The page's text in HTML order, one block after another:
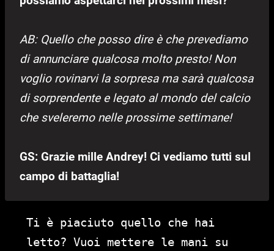
AB: Quello che posso dire è che prevediamo
di annunciare qualcosa molto presto! Non
voglio rovinarvi la sorpresa ma sarà qualcosa
di sorprendente e legato al mondo del calcio
che sveleremo nelle prossime settimane!
GS: Grazie mille Andrey! Ci vediamo tutti sul
campo di battaglia!
Ti è piaciuto quello che hai
letto? Vuoi mettere le mani su